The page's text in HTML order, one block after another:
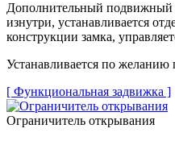
Дополнительный подвижный
изнутри, устанавливается
конструкции замка,
Устанавливается по желанию
[ Функциональная задвижка ]
Ограничитель открывания